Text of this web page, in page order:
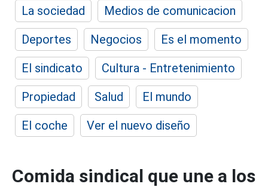
La sociedad
Medios de comunicacion
Deportes
Negocios
Es el momento
El sindicato
Cultura - Entretenimiento
Propiedad
Salud
El mundo
El coche
Ver el nuevo diseño
Comida sindical que une a los